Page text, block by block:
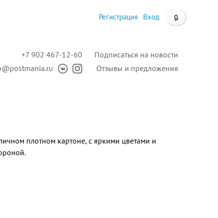
🔒
Регистрация Вход
Подписаться на новости
Отзывы и предложения
+7 902 467-12-60
плотном картоне, с яркими цветами и